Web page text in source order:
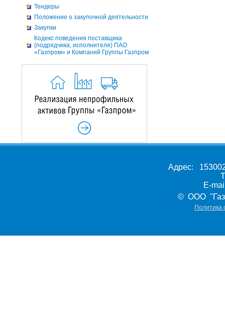
Тендеры
Положение о закупочной деятельности
Закупки
Кодекс поведения поставщика
(подрядчика, исполнителя) ПАО
«Газпром» и Компаний Группы Газпром
Адрес:
E-
© ООО
Политика